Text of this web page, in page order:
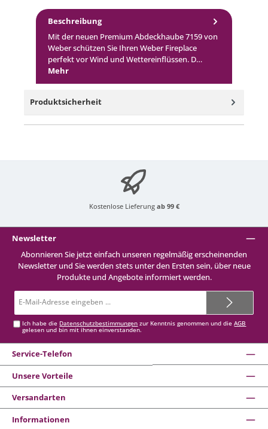
Beschreibung
Mit der neuen Premium Abdeckhaube 7159 von
Weber schützen Sie Ihren Weber Fireplace
perfekt vor Wind und Wettereinflüssen. D…
Mehr
Produktsicherheit
Kostenlose Lieferung ab 99 €
Newsletter
Abonnieren Sie jetzt einfach unseren regelmäßig erscheinenden
Newsletter und Sie werden stets unter den Ersten sein, über neue
Produkte und Angebote informiert werden.
Mail-
Ich habe die Datenschutzbestimmungen zur Kenntnis genommen und dieAGB
gelesen und bin mit ihnen einverstanden.
Service-Telefon
Unsere Vorteile
Versandarten
Informationen